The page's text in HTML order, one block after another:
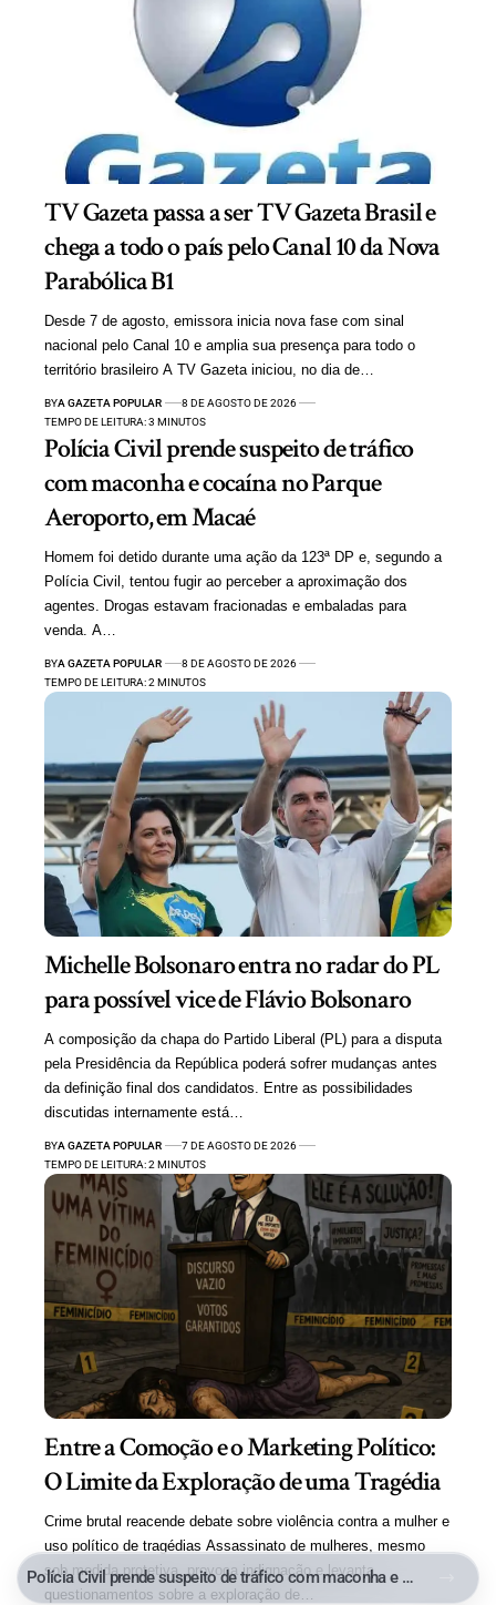
Polícia Civil prende suspeito de tráfico com maconha e cocaína no Parque Aeroporto, em Macaé
TV Gazeta passa a ser TV Gazeta Brasil e
chega a todo o país pelo Canal 10 da Nova
Parabólica B1
Desde 7 de agosto, emissora inicia nova fase com sinal
nacional pelo Canal 10 e amplia sua presença para todo o
território brasileiro A TV Gazeta iniciou, no dia de…
BYA GAZETA POPULAR
8 DE AGOSTO DE 2026
TEMPO DE LEITURA: 3 MINUTOS
Polícia Civil prende suspeito de tráfico
com maconha e cocaína no Parque
Aeroporto, em Macaé
Homem foi detido durante uma ação da 123ª DP e, segundo a
Polícia Civil, tentou fugir ao perceber a aproximação dos
agentes. Drogas estavam fracionadas e embaladas para
venda. A…
BYA GAZETA POPULAR
8 DE AGOSTO DE 2026
TEMPO DE LEITURA: 2 MINUTOS
Michelle Bolsonaro entra no radar do PL
para possível vice de Flávio Bolsonaro
A composição da chapa do Partido Liberal (PL) para a disputa
pela Presidência da República poderá sofrer mudanças antes
da definição final dos candidatos. Entre as possibilidades
discutidas internamente está…
BYA GAZETA POPULAR
7 DE AGOSTO DE 2026
TEMPO DE LEITURA: 2 MINUTOS
Entre a Comoção e o Marketing Político:
O Limite da Exploração de uma Tragédia
Crime brutal reacende debate sobre violência contra a mulher e
uso político de tragédias Assassinato de mulheres, mesmo
sob medida protetiva, provoca indignação e levanta
questionamentos sobre a exploração de…